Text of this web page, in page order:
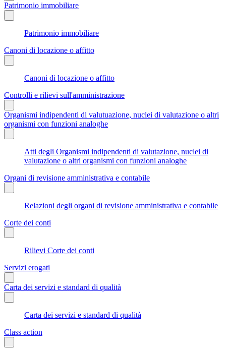
Patrimonio immobiliare
Patrimonio immobiliare
Canoni di locazione o affitto
Canoni di locazione o affitto
Controlli e rilievi sull'amministrazione
Organismi indipendenti di valutuazione, nuclei di valutazione o altri
organismi con funzioni analoghe
Atti degli Organismi indipendenti di valutazione, nuclei di
valutazione o altri organismi con funzioni analoghe
Organi di revisione amministrativa e contabile
Relazioni degli organi di revisione amministrativa e contabile
Corte dei conti
Rilievi Corte dei conti
Servizi erogati
Carta dei servizi e standard di qualità
Carta dei servizi e standard di qualità
Class action